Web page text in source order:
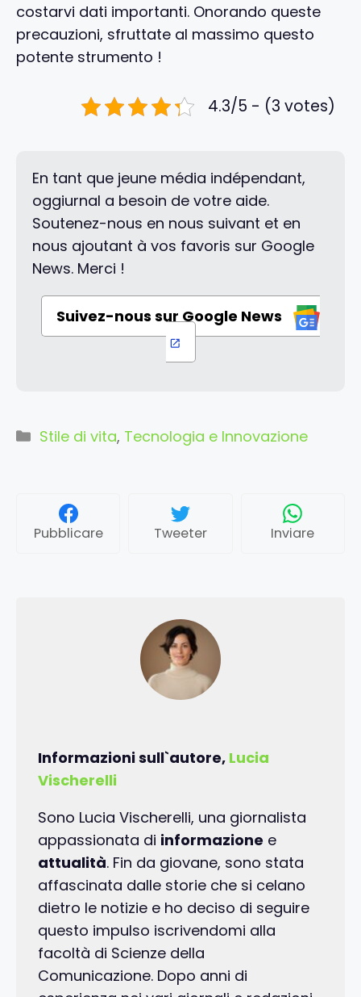
costarvi dati importanti. Onorando queste
precauzioni, sfruttate al massimo questo
potente strumento !
4.3/5 - (3 votes)
En tant que jeune média indépendant,
oggiurnal a besoin de votre aide.
Soutenez-nous en nous suivant et en
nous ajoutant à vos favoris sur Google
News. Merci !
Suivez-nous sur Google News
Categorie
Stile di vita, Tecnologia e Innovazione
Pubblicare Tweeter Inviare
Informazioni sull`autore, Lucia
Vischerelli
Sono Lucia Vischerelli, una giornalista
appassionata di informazione e
attualità. Fin da giovane, sono stata
affascinata dalle storie che si celano
dietro le notizie e ho deciso di seguire
questo impulso iscrivendomi alla
facoltà di Scienze della
Comunicazione. Dopo anni di